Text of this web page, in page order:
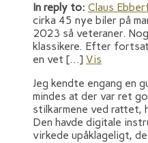
In reply to: Claus
cirka 45 nye biler på
2023 så veteraner.
klassikere. Efter
en vet […] Vis
Jeg kendte engang en
mindes at der var ret
stilkarmene ved rattet,
Den havde digitale
virkede upåklageligt,